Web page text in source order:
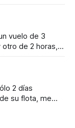
vuelo de 3
otro de 2 horas,
el
2 días
su flota, me
tiempo y en